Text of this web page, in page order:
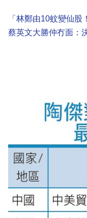
「林鄭由10蚊變仙
蔡英文大勝仲冇面：